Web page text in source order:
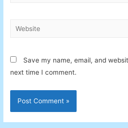
Website
Save my name, email, and
next time I comment.